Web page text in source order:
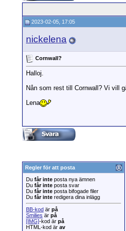
2023-02-05, 17:05
nickelena
Cornwall?
Halloj.
Nån som rest till Cornwall? Vi vill
Lena
Regler för att posta
Du får inte posta nya ämnen
Du får inte posta svar
Du får inte posta bifogade filer
Du får inte redigera dina inlägg
BB-kod är på
Smilies är på
[IMG]-kod är på
HTML-kod är av